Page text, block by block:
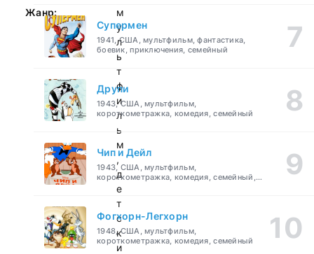
Жанр:
м
у
л
ь
т
ф
и
л
ь
м
,
д
е
т
с
к
и
Супермен
1941, США, мультфильм, фантастика,
боевик, приключения, семейный
Друпи
1943, США, мультфильм,
короткометражка, комедия, семейный
Чип и Дейл
1943, США, мультфильм,
короткометражка, комедия, семейный,
детский
Фогхорн-Легхорн
1948, США, мультфильм,
короткометражка, комедия, семейный